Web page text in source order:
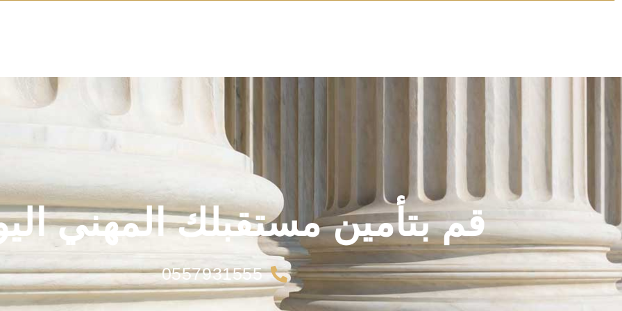
قم بتأمين مستقبلك المهني
0557931555